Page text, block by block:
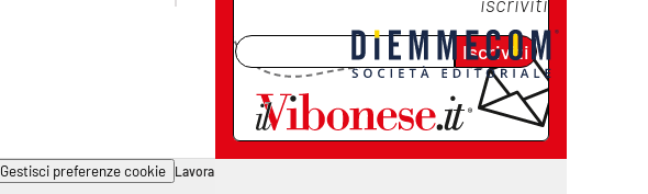
Iscriviti
Gestisci preferenze cookie Lavora con noi